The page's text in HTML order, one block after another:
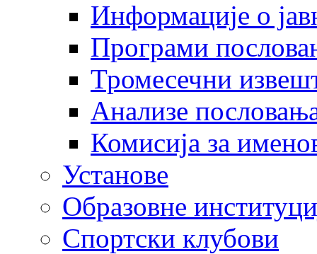
Информације о
Програми
Тромесечни
Анализе
Комисија за
Установе
Образовне
Спортски клубови